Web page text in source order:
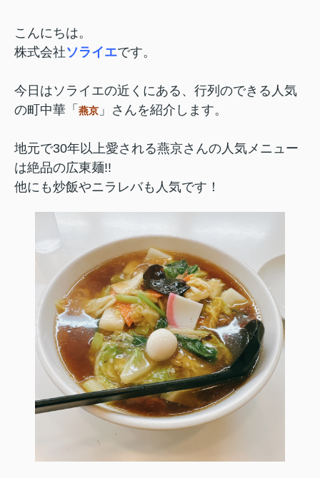
こんにちは。
株式会社ソライエです。
今日はソライエの近くにある、行列のできる人気
の町中華「 燕京 」さんを紹介します。
地元で30年以上愛される燕京さんの人気メニュー
は絶品の広東麺!!
他にも炒飯やニラレバも人気です！